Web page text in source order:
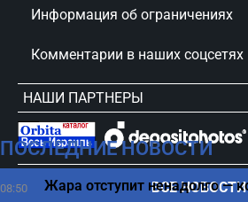
ПОСЛЕДНИЕ НОВОСТИ
08:50
Жара отступит ненадолго —
ВСЕ НОВОСТИ
Информация об ограничениях
Комментарии в наших соцсетях
НАШИ ПАРТНЕРЫ
сursorinfo.co.il © Все права